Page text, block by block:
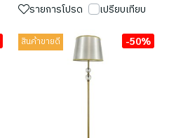
รายการโปรด เปรียบเทียบ
สินค้าขายดี -50%